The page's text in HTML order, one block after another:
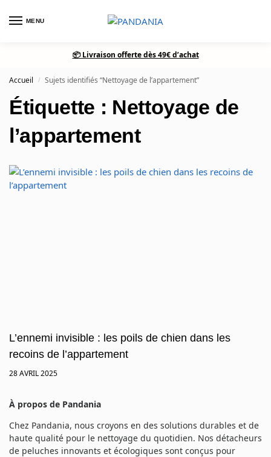
MENU
📦 Livraison offerte dès 49€ d’achat
Accueil / Sujets identifiés “Nettoyage de l’appartement”
Étiquette : Nettoyage de
l’appartement
L’ennemi invisible : les poils de chien dans les
recoins de l’appartement
28 AVRIL 2025
À propos de Pandania
Chez Pandania, nous croyons en des solutions durables et de
haute qualité pour le nettoyage du quotidien. Nos détacheurs
de peluches innovants et écologiques sont conçus pour